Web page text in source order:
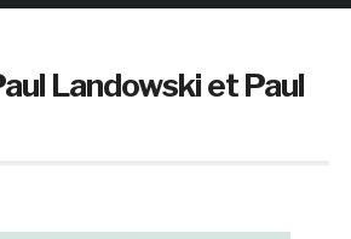
Landowski et Paul